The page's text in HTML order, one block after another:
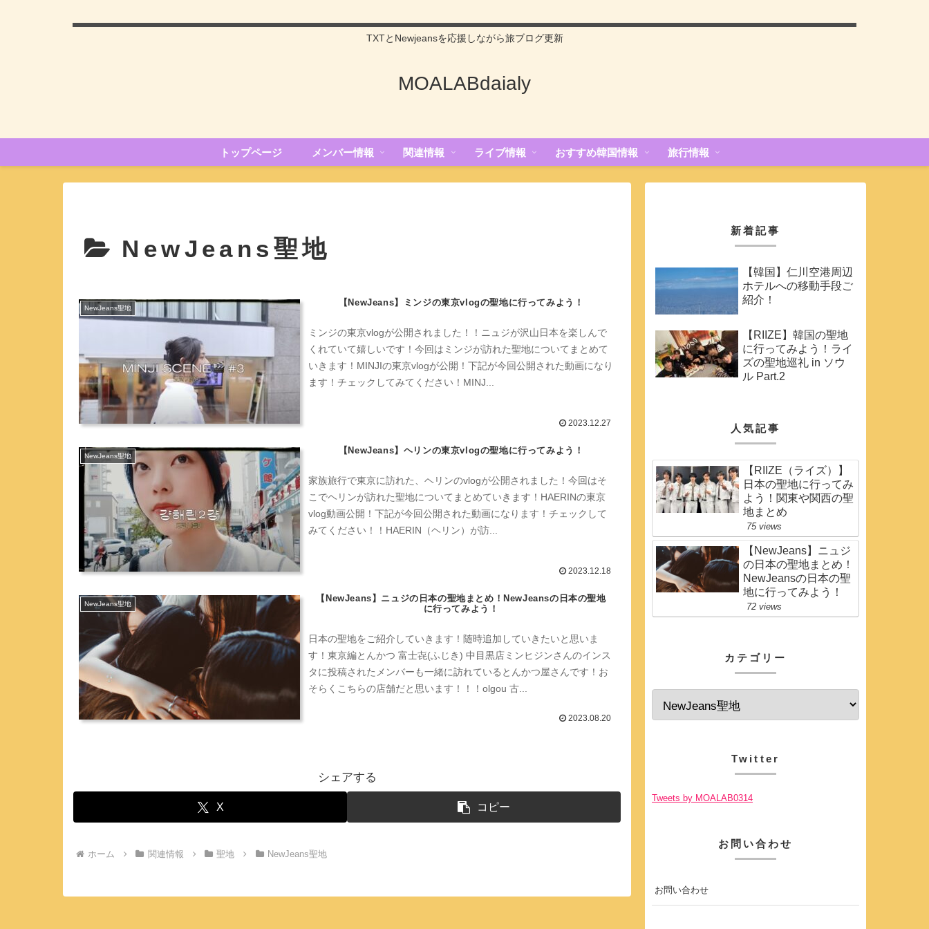
TXTとNewjeansを応援しながら旅ブログ更新
MOALABdaialy
トップページ メンバー情報 関連情報 ライブ情報 おすすめ韓国情報 旅行情報
NewJeans聖地
NewJeans聖地
【NewJeans】ミンジの東京vlogの聖地に行ってみよう！
ミンジの東京vlogが公開されました！！ニュジが沢山日本を楽しんで
くれていて嬉しいです！今回はミンジが訪れた聖地についてまとめて
いきます！MINJIの東京vlogが公開！下記が今回公開された動画になり
ます！チェックしてみてください！MINJ...
2023.12.27
NewJeans聖地
【NewJeans】ヘリンの東京vlogの聖地に行ってみよう！
家族旅行で東京に訪れた、ヘリンのvlogが公開されました！今回はそ
こでヘリンが訪れた聖地についてまとめていきます！HAERINの東京
vlog動画公開！下記が今回公開された動画になります！チェックして
みてください！！HAERIN（ヘリン）が訪...
2023.12.18
NewJeans聖地
【NewJeans】ニュジの日本の聖地まとめ！NewJeansの日本の聖地
に行ってみよう！
日本の聖地をご紹介していきます！随時追加していきたいと思いま
す！東京編とんかつ 富士㐂(ふじき) 中目黒店ミンヒジンさんのインス
タに投稿されたメンバーも一緒に訪れているとんかつ屋さんです！お
そらくこちらの店舗だと思います！！！olgou 古...
2023.08.20
シェアする
X コピー
ホーム 関連情報 聖地 NewJeans聖地
新着記事
【韓国】仁川空港周辺
ホテルへの移動手段ご
紹介！
【RIIZE】韓国の聖地
に行ってみよう！ライ
ズの聖地巡礼 in ソウ
ル Part.2
人気記事
【RIIZE（ライズ）】
日本の聖地に行ってみ
よう！関東や関西の聖
地まとめ
75 views
【NewJeans】ニュジ
の日本の聖地まとめ！
NewJeansの日本の聖
地に行ってみよう！
72 views
カテゴリー
Twitter
Tweets by MOALAB0314
お問い合わせ
お問い合わせ